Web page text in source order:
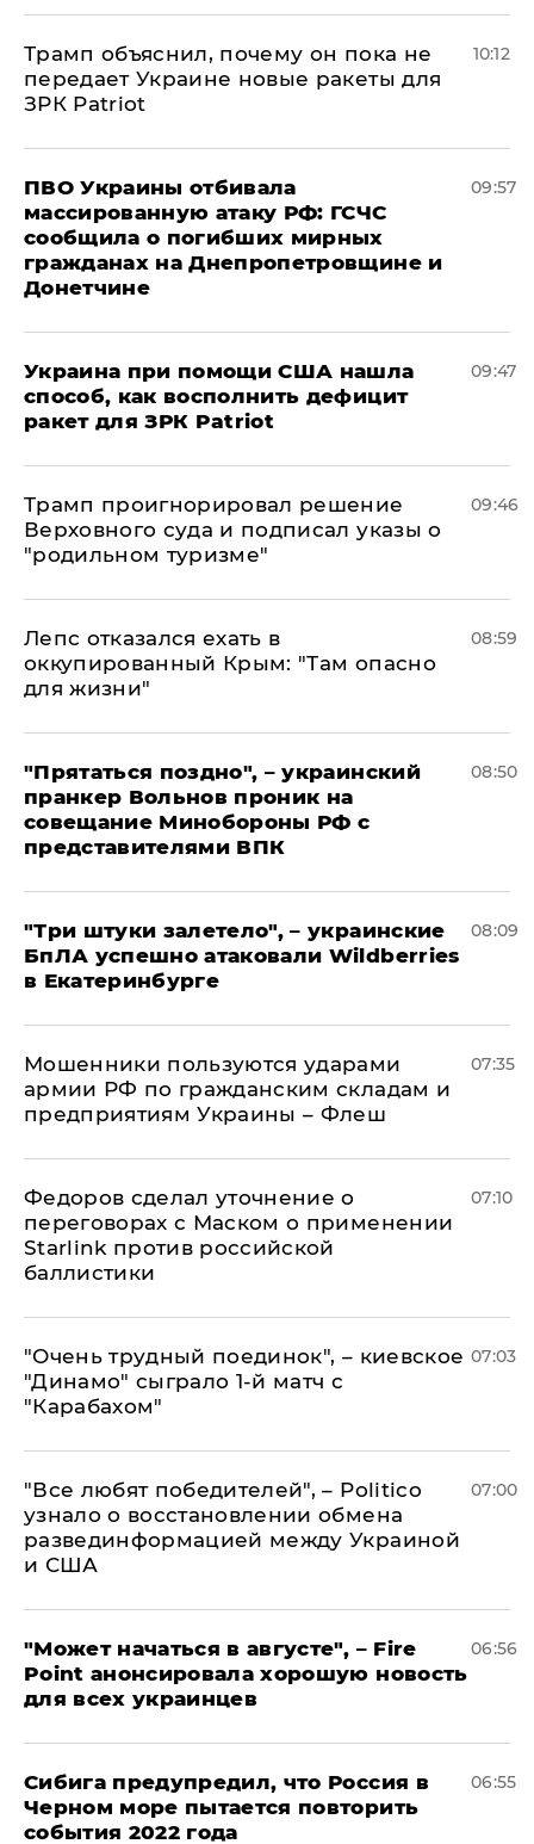
Трамп объяснил, почему он пока не
передает Украине новые ракеты для
ЗРК Patriot
10:12
ПВО Украины отбивала
массированную атаку РФ: ГСЧС
сообщила о погибших мирных
гражданах на Днепропетровщине и
Донетчине
09:57
Украина при помощи США нашла
способ, как восполнить дефицит
ракет для ЗРК Patriot
09:47
Трамп проигнорировал решение
Верховного суда и подписал указы о
"родильном туризме"
09:46
Лепс отказался ехать в
оккупированный Крым: "Там опасно
для жизни"
08:59
"Прятаться поздно", – украинский
пранкер Вольнов проник на
совещание Минобороны РФ с
представителями ВПК
08:50
"Три штуки залетело", – украинские
БпЛА успешно атаковали Wildberries
в Екатеринбурге
08:09
Мошенники пользуются ударами
армии РФ по гражданским складам и
предприятиям Украины – Флеш
07:35
Федоров сделал уточнение о
переговорах с Маском о применении
Starlink против российской
баллистики
07:10
"Очень трудный поединок", – киевское
"Динамо" сыграло 1-й матч с
"Карабахом"
07:03
​"Все любят победителей", – Politico
узнало о восстановлении обмена
развединформацией между Украиной
и США
07:00
"Может начаться в августе", – Fire
Point анонсировала хорошую новость
для всех украинцев
06:56
Сибига предупредил, что Россия в
Черном море пытается повторить
события 2022 года
06:55